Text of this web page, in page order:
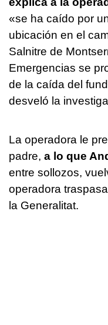
«se ha caído por
ubicación en el
Salnitre de
Emergencias se
de la caída del
desveló la
La operadora le
padre, a lo que
entre sollozos,
operadora
la Generalitat.